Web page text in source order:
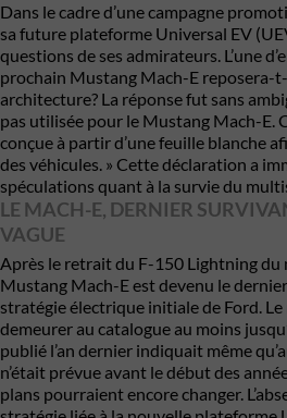
Dans le cadre d’une campagne
sa future plateforme Universal EV
questions de ses admirateurs. L’une
prochain Mustang Mach-E reposera-
architecture? La réponse fut sans
pas utilisée pour le Mustang Mach-E.
conçue à partir d’une feuille blanche
des véhicules. » Cette déclaration a
spéculations quant à la survie du
LE MACH-E, DERNIER
VAGUE
Après le retrait du F-150 Lightning du
Mustang Mach-E est devenu le
stratégie électrique initiale de Ford.
demeurer au catalogue au moins
publié l’an dernier indiquait même
n’était prévue avant le début des
plans pourraient encore changer.